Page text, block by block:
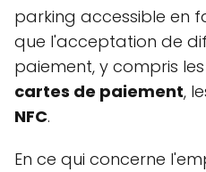
parking accessible en
que l'acceptation de
paiement, y compris les
cartes de paiement,
NFC.
En ce qui concerne